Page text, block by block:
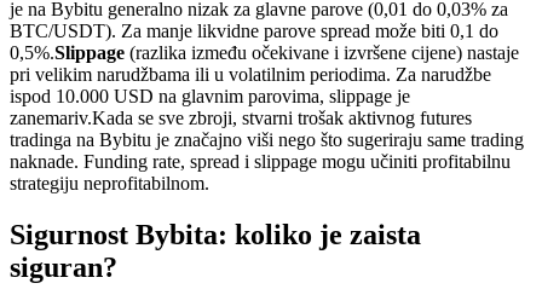
je na Bybitu generalno nizak za glavne parove (0,01 do 0,03% za
BTC/USDT). Za manje likvidne parove spread može biti 0,1 do
0,5%.Slippage (razlika između očekivane i izvršene cijene) nastaje
pri velikim narudžbama ili u volatilnim periodima. Za narudžbe
ispod 10.000 USD na glavnim parovima, slippage je
zanemariv.Kada se sve zbroji, stvarni trošak aktivnog futures
tradinga na Bybitu je značajno viši nego što sugeriraju same trading
naknade. Funding rate, spread i slippage mogu učiniti profitabilnu
strategiju neprofitabilnom.
Sigurnost Bybita: koliko je zaista
siguran?